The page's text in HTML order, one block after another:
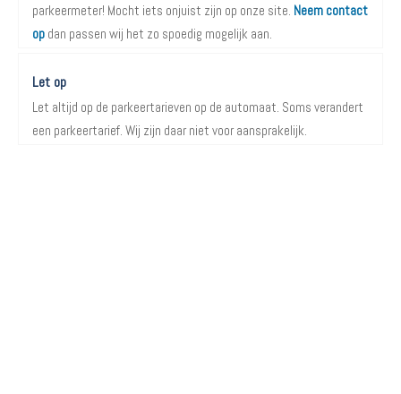
parkeermeter! Mocht iets onjuist zijn op onze site. Neem contact
op dan passen wij het zo spoedig mogelijk aan.
Let op
Let altijd op de parkeertarieven op de automaat. Soms verandert
een parkeertarief. Wij zijn daar niet voor aansprakelijk.